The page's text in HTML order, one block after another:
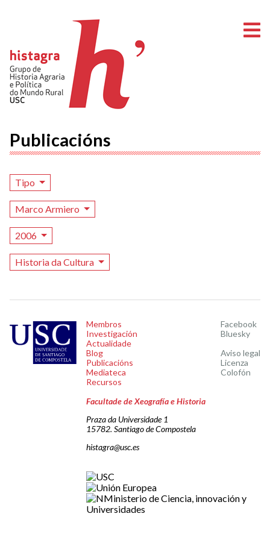
Publicacións
Tipo
Marco Armiero
2006
Historia da Cultura
Membros
Investigación
Actualidade
Blog
Publicacións
Mediateca
Recursos
Facebook
Bluesky
Aviso legal
Licenza
Colofón
Facultade de Xeografía e Historia
Praza da Universidade 1
15782. Santiago de Compostela
histagra@usc.es